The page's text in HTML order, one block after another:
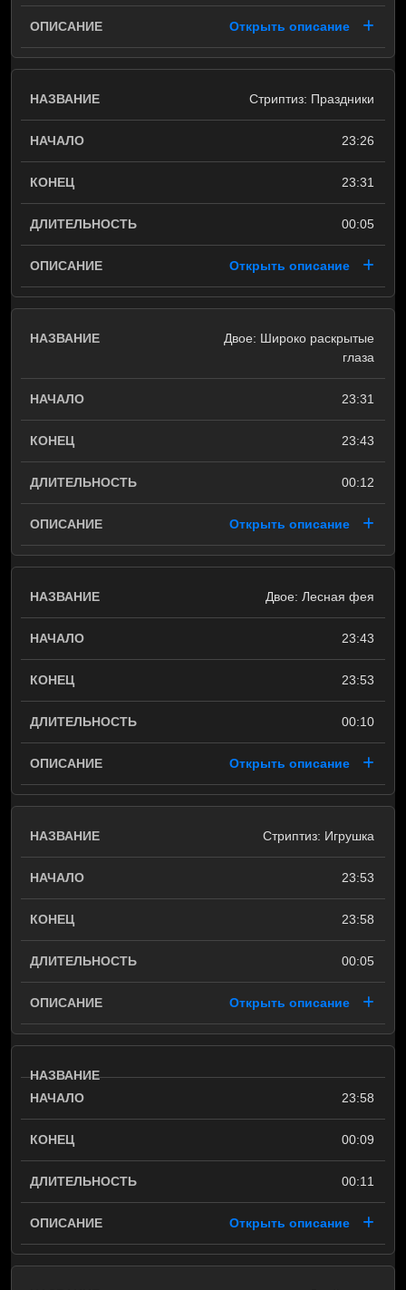
Открыть описание
Стриптиз: Праздники
23:26
23:31
00:05
Открыть описание
Двое: Широко раскрытые
глаза
23:31
23:43
00:12
Открыть описание
Двое: Лесная фея
23:43
23:53
00:10
Открыть описание
Стриптиз: Игрушка
23:53
23:58
00:05
Открыть описание
23:58
00:09
00:11
Открыть описание